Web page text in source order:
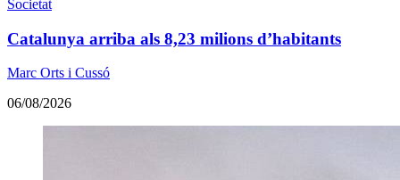
Societat
Catalunya arriba als 8,23 milions d’habitants
Marc Orts i Cussó
06/08/2026